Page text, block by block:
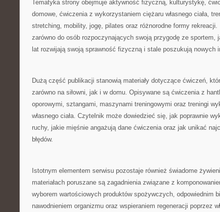
Tematyka strony obejmuje aktywność fizyczną, kulturystykę,
domowe, ćwiczenia z wykorzystaniem ciężaru własnego ciała,
stretching, mobility, jogę, pilates oraz różnorodne formy
zarówno do osób rozpoczynających swoją przygodę ze sportem,
lat rozwijają swoją sprawność fizyczną i stale poszukują nowych
Dużą część publikacji stanowią materiały dotyczące ćwiczeń,
zarówno na siłowni, jak i w domu. Opisywane są ćwiczenia z
oporowymi, sztangami, maszynami treningowymi oraz treningi
własnego ciała. Czytelnik może dowiedzieć się, jak poprawnie
ruchy, jakie mięśnie angażują dane ćwiczenia oraz jak unikać
błędów.
Istotnym elementem serwisu pozostaje również świadome
materiałach poruszane są zagadnienia związane z
wyborem wartościowych produktów spożywczych, odpowiednim
nawodnieniem organizmu oraz wspieraniem regeneracji poprzez